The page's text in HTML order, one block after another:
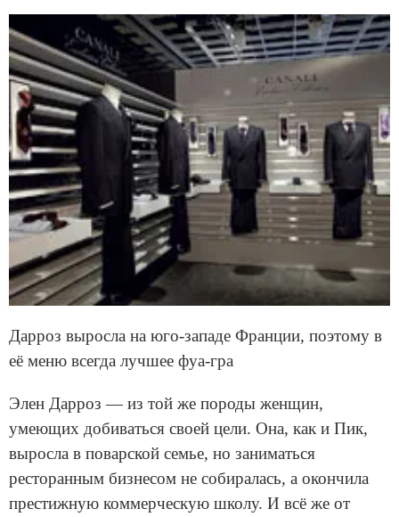
Дарроз выросла на юго-западе Франции, поэтому в
её меню всегда лучшее фуа-гра
Элен Дарроз — из той же породы женщин,
умеющих добиваться своей цели. Она, как и Пик,
выросла в поварской семье, но заниматься
ресторанным бизнесом не собиралась, а окончила
престижную коммерческую школу. И всё же от